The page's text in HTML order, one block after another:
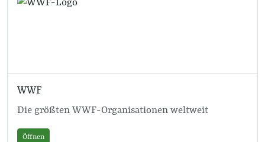
WWF
Die größten WWF-Organisationen weltweit
Öffnen